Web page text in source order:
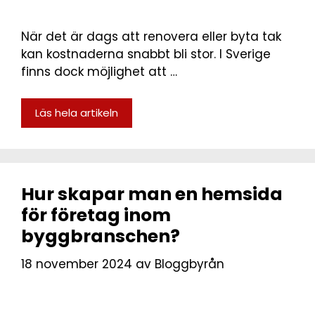
När det är dags att renovera eller byta tak
kan kostnaderna snabbt bli stor. I Sverige
finns dock möjlighet att …
Läs hela artikeln
Hur skapar man en hemsida
för företag inom
byggbranschen?
18 november 2024 av Bloggbyrån